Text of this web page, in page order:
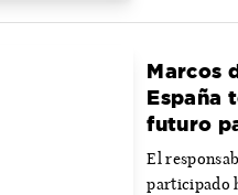
Marcos
España
futuro
El
participado